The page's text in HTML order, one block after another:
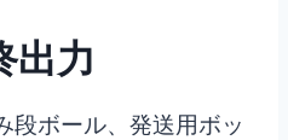
出力
段ボール、発送用ボッ